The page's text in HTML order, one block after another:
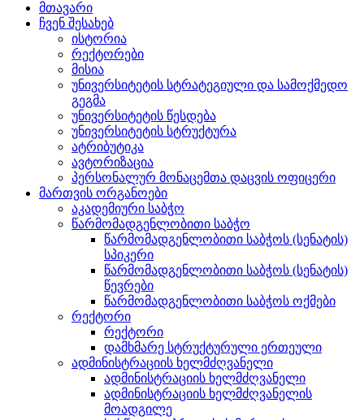
მთავარი
ჩვენ შესახებ
ისტორია
რექტორები
მისია
უნივერსიტეტის სტრატეგიული და სამოქმედო
გეგმა
უნივერსიტეტის წესდება
უნივერსიტეტის სტრუქტურა
ატრიბუტიკა
ავტორიზაცია
პერსონალურ მონაცემთა დაცვის ოფიცერი
მართვის ორგანოები
აკადემიური საბჭო
წარმომადგენლობითი საბჭო
წარმომადგენლობითი საბჭოს (სენატის)
სპიკერი
წარმომადგენლობითი საბჭოს (სენატის)
წევრები
წარმომადგენლობითი საბჭოს ოქმები
რექტორი
რექტორი
დამხმარე სტრუქტურული ერთეული
ადმინისტრაციის ხელმძღვანელი
ადმინისტრაციის ხელმძღვანელი
ადმინისტრაციის ხელმძღვანელის
მოადგილე